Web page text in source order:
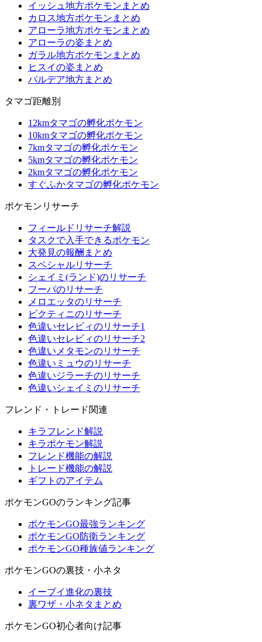
イッシュ地方ポケモンまとめ
カロス地方ポケモンまとめ
アローラ地方ポケモンまとめ
アローラの姿まとめ
ガラル地方ポケモンまとめ
ヒスイの姿まとめ
パルデア地方まとめ
タマゴ距離別
12kmタマゴの孵化ポケモン
10kmタマゴの孵化ポケモン
7kmタマゴの孵化ポケモン
5kmタマゴの孵化ポケモン
2kmタマゴの孵化ポケモン
すぐふかタマゴの孵化ポケモン
ポケモンリサーチ
フィールドリサーチ解説
タスクで入手できるポケモン
大発見の報酬まとめ
スペシャルリサーチ
シェイミ(ランド)のリサーチ
フーパのリサーチ
メロエッタのリサーチ
ビクティニのリサーチ
色違いセレビィのリサーチ1
色違いセレビィのリサーチ2
色違いメタモンのリサーチ
色違いミュウのリサーチ
色違いジラーチのリサーチ
色違いシェイミのリサーチ
フレンド・トレード関連
キラフレンド解説
キラポケモン解説
フレンド機能の解説
トレード機能の解説
ギフトのアイテム
ポケモンGOのランキング記事
ポケモンGO最強ランキング
ポケモンGO防衛ランキング
ポケモンGO種族値ランキング
ポケモンGOの裏技・小ネタ
イーブイ進化の裏技
裏ワザ・小ネタまとめ
ポケモンGO初心者向け記事